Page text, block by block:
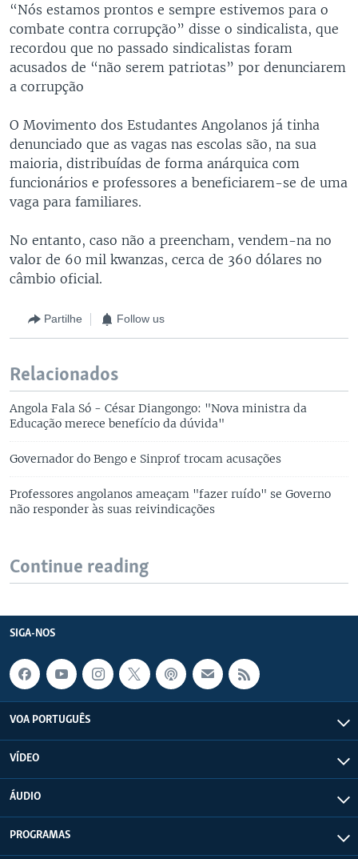
“Nós estamos prontos e sempre estivemos para o
combate contra corrupção” disse o sindicalista, que
recordou que no passado sindicalistas foram
acusados de “não serem patriotas” por denunciarem
a corrupção
O Movimento dos Estudantes Angolanos já tinha
denunciado que as vagas nas escolas são, na sua
maioria, distribuídas de forma anárquica com
funcionários e professores a beneficiarem-se de uma
vaga para familiares.
No entanto, caso não a preencham, vendem-na no
valor de 60 mil kwanzas, cerca de 360 dólares no
câmbio oficial.
Partilhe Follow us
Relacionados
Angola Fala Só - César Diangongo: "Nova ministra da
Educação merece benefício da dúvida"
Governador do Bengo e Sinprof trocam acusações
Professores angolanos ameaçam "fazer ruído" se Governo
não responder às suas reivindicações
Continue reading
SIGA-NOS
VOA PORTUGUÊS
VÍDEO
ÁUDIO
PROGRAMAS